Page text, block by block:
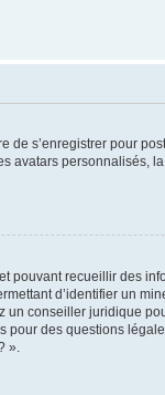
de s’enregistrer pour
avatars personnalisés,
pouvant recueillir des
d’identifier un
un conseiller juridique
des questions
».